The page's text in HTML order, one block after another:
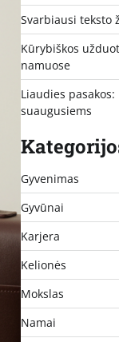
Svarbiausi teksto
Kūrybiškos
namuose
Liaudies
suaugusiems
Gyvenimas
Gyvūnai
Karjera
Kelionės
Mokslas
Namai